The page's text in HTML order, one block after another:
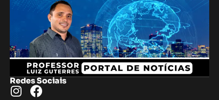
Redes Sociais